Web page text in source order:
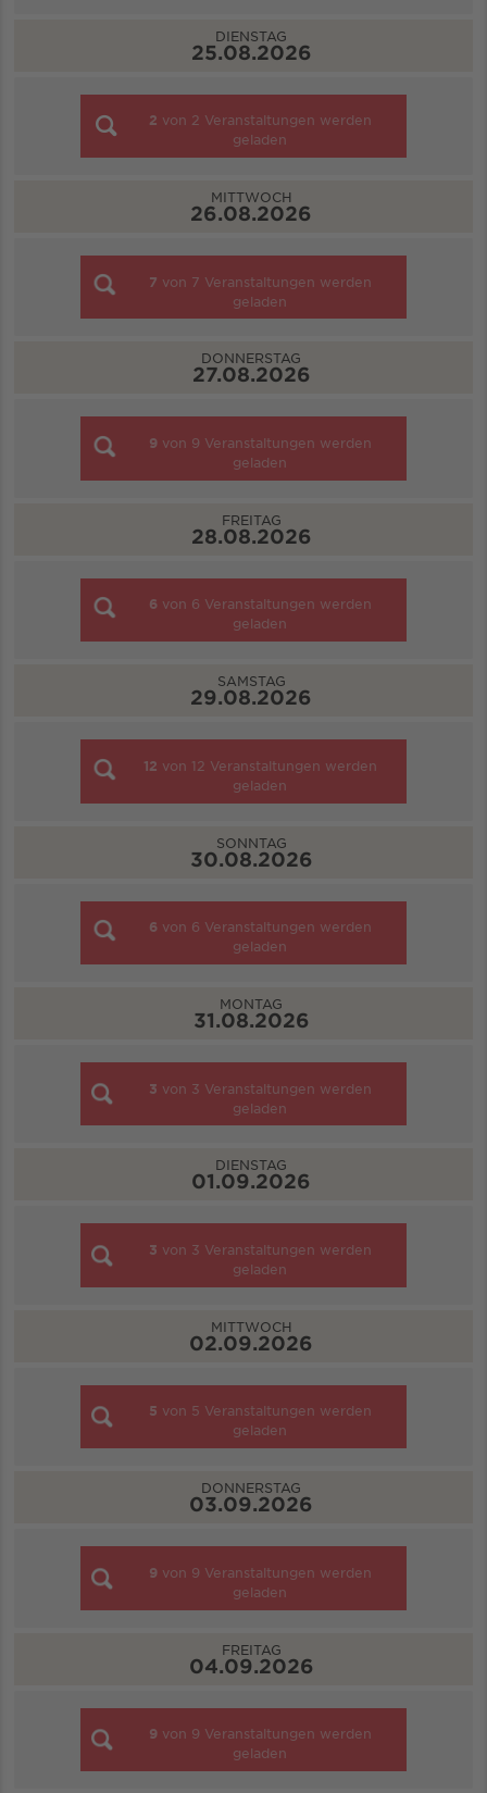
DIENSTAG
25.08.2026
2 von 2 Veranstaltungen werden
geladen
MITTWOCH
26.08.2026
7 von 7 Veranstaltungen werden
geladen
DONNERSTAG
27.08.2026
9 von 9 Veranstaltungen werden
geladen
FREITAG
28.08.2026
6 von 6 Veranstaltungen werden
geladen
SAMSTAG
29.08.2026
12 von 12 Veranstaltungen werden
geladen
SONNTAG
30.08.2026
6 von 6 Veranstaltungen werden
geladen
MONTAG
31.08.2026
3 von 3 Veranstaltungen werden
geladen
DIENSTAG
01.09.2026
3 von 3 Veranstaltungen werden
geladen
MITTWOCH
02.09.2026
5 von 5 Veranstaltungen werden
geladen
DONNERSTAG
03.09.2026
9 von 9 Veranstaltungen werden
geladen
FREITAG
04.09.2026
9 von 9 Veranstaltungen werden
geladen